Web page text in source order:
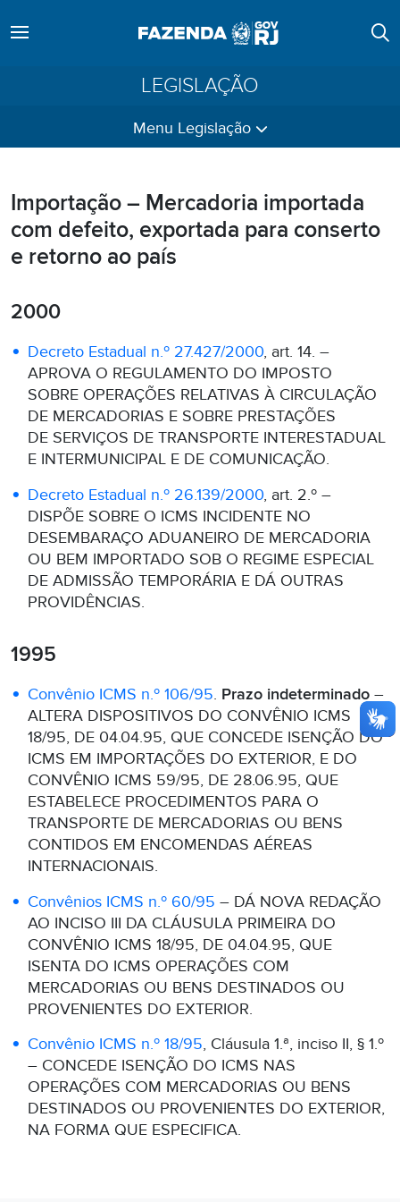
LEGISLAÇÃO
Menu Legislação
Importação – Mercadoria importada
com defeito, exportada para conserto
e retorno ao país
2000
Decreto Estadual n.º 27.427/2000, art. 14. –
APROVA O REGULAMENTO DO IMPOSTO
SOBRE OPERAÇÕES RELATIVAS À CIRCULAÇÃO
DE MERCADORIAS E SOBRE PRESTAÇÕES
DE SERVIÇOS DE TRANSPORTE INTERESTADUAL
E INTERMUNICIPAL E DE COMUNICAÇÃO.
Decreto Estadual n.º 26.139/2000, art. 2.º –
DISPÕE SOBRE O ICMS INCIDENTE NO
DESEMBARAÇO ADUANEIRO DE MERCADORIA
OU BEM IMPORTADO SOB O REGIME ESPECIAL
DE ADMISSÃO TEMPORÁRIA E DÁ OUTRAS
PROVIDÊNCIAS.
1995
Convênio ICMS n.º 106/95. Prazo indeterminado –
ALTERA DISPOSITIVOS DO CONVÊNIO ICMS
18/95, DE 04.04.95, QUE CONCEDE ISENÇÃO DO
ICMS EM IMPORTAÇÕES DO EXTERIOR, E DO
CONVÊNIO ICMS 59/95, DE 28.06.95, QUE
ESTABELECE PROCEDIMENTOS PARA O
TRANSPORTE DE MERCADORIAS OU BENS
CONTIDOS EM ENCOMENDAS AÉREAS
INTERNACIONAIS.
Convênios ICMS n.º 60/95 – DÁ NOVA REDAÇÃO
AO INCISO III DA CLÁUSULA PRIMEIRA DO
CONVÊNIO ICMS 18/95, DE 04.04.95, QUE
ISENTA DO ICMS OPERAÇÕES COM
MERCADORIAS OU BENS DESTINADOS OU
PROVENIENTES DO EXTERIOR.
Convênio ICMS n.º 18/95, Cláusula 1.ª, inciso II, § 1.º
– CONCEDE ISENÇÃO DO ICMS NAS
OPERAÇÕES COM MERCADORIAS OU BENS
DESTINADOS OU PROVENIENTES DO EXTERIOR,
NA FORMA QUE ESPECIFICA.